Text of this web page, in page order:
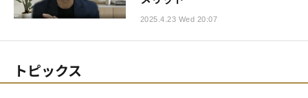
2025.4.23 Wed 20:07
トピックス